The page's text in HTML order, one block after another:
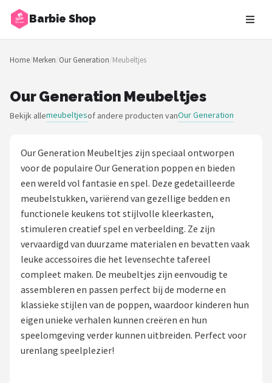
Barbie Shop
Zoeken
NAVIGATIE
Merken
Barbies
Poppen
Meubeltjes
Shop
POPULAIRE MERKEN
Barbie
Paola Reina
Home/Merken/Our Generation/Meubeltjes
Our Generation Meubeltjes
Bekijk allemeubeltjesof andere producten vanOur Generation
Our Generation Meubeltjes zijn speciaal ontworpen
voor de populaire Our Generation poppen en bieden
een wereld vol fantasie en spel. Deze gedetailleerde
meubelstukken, variërend van gezellige bedden en
functionele keukens tot stijlvolle kleerkasten,
stimuleren creatief spel en verbeelding. Ze zijn
vervaardigd van duurzame materialen en bevatten vaak
leuke accessoires die het levensechte tafereel
compleet maken. De meubeltjes zijn eenvoudig te
assembleren en passen perfect bij de moderne en
klassieke stijlen van de poppen, waardoor kinderen hun
eigen unieke verhalen kunnen creëren en hun
speelomgeving verder kunnen uitbreiden. Perfect voor
urenlang speelplezier!